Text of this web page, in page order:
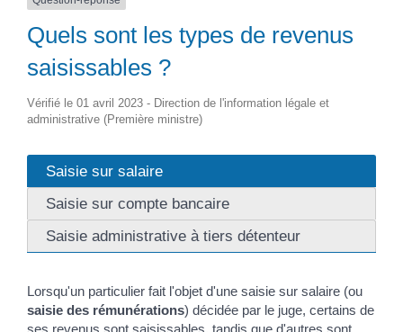
Quels sont les types de revenus
saisissables ?
Vérifié le 01 avril 2023 - Direction de l'information légale et
administrative (Première ministre)
Saisie sur salaire
Saisie sur compte bancaire
Saisie administrative à tiers détenteur
Lorsqu'un particulier fait l'objet d'une saisie sur salaire (ou
saisie des rémunérations) décidée par le juge, certains de
ses revenus sont saisissables, tandis que d'autres sont